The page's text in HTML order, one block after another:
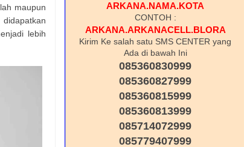
maupun
lebih
ARKANA.NAMA.KOTA
CONTOH :
ARKANA.ARKANACELL.BLORA
Kirim Ke salah satu SMS CENTER yang
Ada di bawah Ini
085360830999
085360827999
085360815999
085360813999
085714072999
085779407999